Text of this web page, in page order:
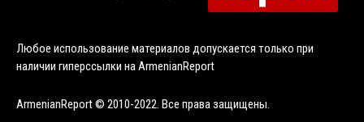
Любое использование материалов допускается только при
наличии гиперссылки на ArmenianReport
ArmenianReport © 2010-2022. Все права защищены.